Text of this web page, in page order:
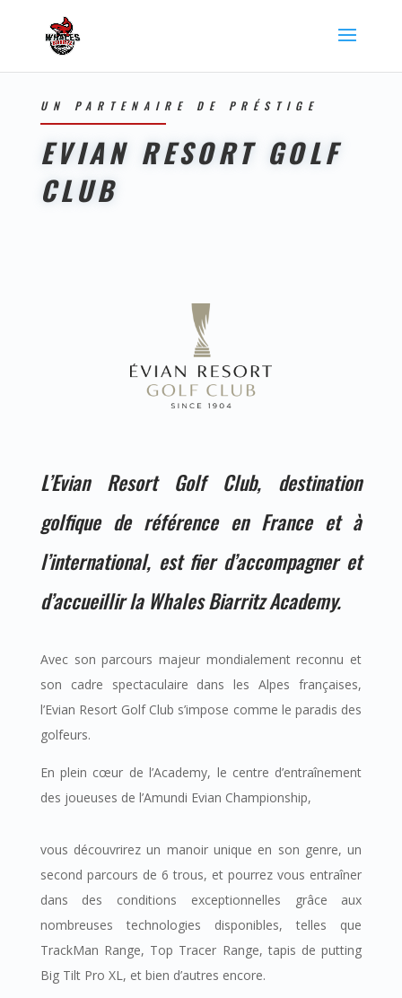
UN PARTENAIRE DE PRÉSTIGE
EVIAN RESORT GOLF
CLUB
L’Evian Resort Golf Club, destination
golfique de référence en France et à
l’international, est fier d’accompagner et
d’accueillir la Whales Biarritz Academy.
Avec son parcours majeur mondialement reconnu et
son cadre spectaculaire dans les Alpes françaises,
l’Evian Resort Golf Club s’impose comme le paradis des
golfeurs.
En plein cœur de l’Academy, le centre d’entraînement
des joueuses de l’Amundi Evian Championship,
vous découvrirez un manoir unique en son genre, un
second parcours de 6 trous, et pourrez vous entraîner
dans des conditions exceptionnelles grâce aux
nombreuses technologies disponibles, telles que
TrackMan Range, Top Tracer Range, tapis de putting
Big Tilt Pro XL, et bien d’autres encore.